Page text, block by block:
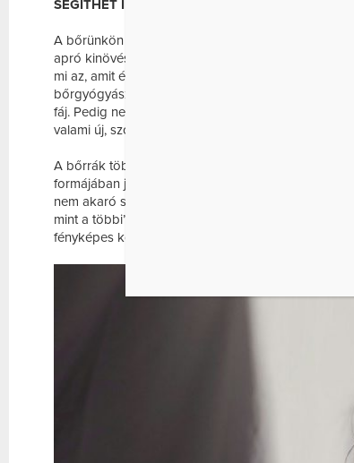
SEGÍTHET IDŐBEN ÉSZREVENNI A
A bőrünkön évről évre megjelenhetnek új foltok,
apró kinövések, ezért nem könnyű eldönteni, mi
mi az, amit érdemes komolyan venni. Sokan csak
bőrgyógyászhoz, amikor egy elváltozás már
fáj. Pedig nem kell megvárni, amíg egy folt
valami új, szokatlan vagy eltér a bőrünkön
A bőrrák többféleképpen nézhet ki, és nem
formájában jelenhet meg. Lehet pirosas, hámló
nem akaró seb vagy egy olyan elváltozás is, amely
mint a többi”. A gyanús bőrtünetek felismerésében
fényképes követés és a bőrgyógyászati kontroll